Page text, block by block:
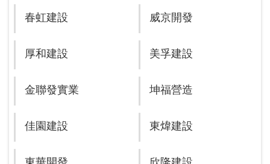
春虹建設 威京開發
厚和建設 美孚建設
金聯發實業 坤福營造
佳園建設 東煒建設